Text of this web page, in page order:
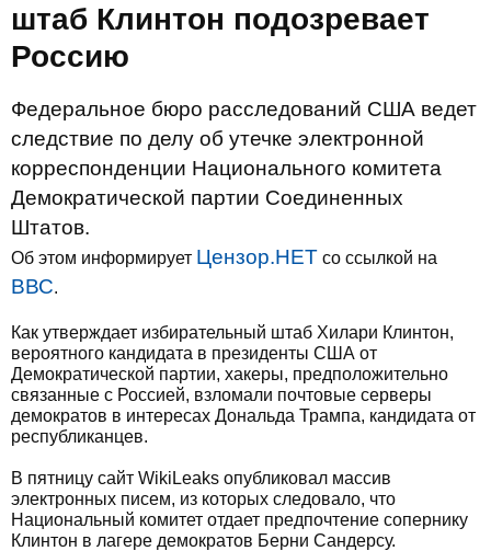
штаб Клинтон подозревает
Россию
Федеральное бюро расследований США ведет
следствие по делу об утечке электронной
корреспонденции Национального комитета
Демократической партии Соединенных
Штатов.
Об этом информирует Цензор.НЕТ со ссылкой на
ВВС.
Как утверждает избирательный штаб Хилари Клинтон,
вероятного кандидата в президенты США от
Демократической партии, хакеры, предположительно
связанные с Россией, взломали почтовые серверы
демократов в интересах Дональда Трампа, кандидата от
республиканцев.
В пятницу сайт WikiLeaks опубликовал массив
электронных писем, из которых следовало, что
Национальный комитет отдает предпочтение сопернику
Клинтон в лагере демократов Берни Сандерсу.